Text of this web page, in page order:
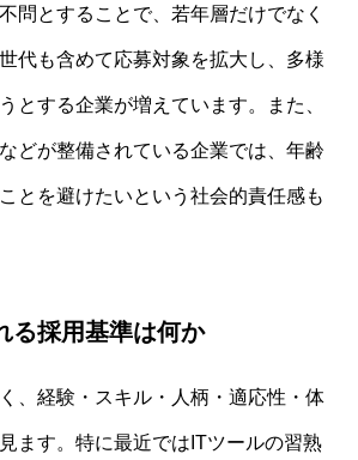
問とすることで、若年層だけでなく
代も含めて応募対象を拡大し、多様
とする企業が増えています。また、
どが整備されている企業では、年齢
とを避けたいという社会的責任感も
る採用基準は何か
、経験・スキル・人柄・適応性・体
ます。特に最近ではITツールの習熟